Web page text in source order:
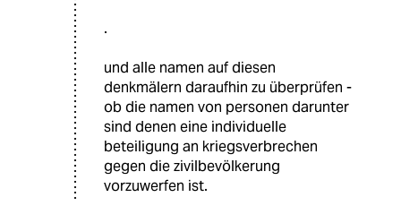
.
und alle namen auf diesen
denkmälern daraufhin zu überprüfen -
ob die namen von personen darunter
sind denen eine individuelle
beteiligung an kriegsverbrechen
gegen die zivilbevölkerung
vorzuwerfen ist.